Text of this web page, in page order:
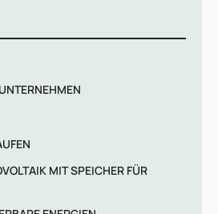
MIT SPEICHER FÜR